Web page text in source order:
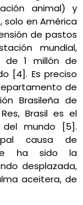
animal) y
solo en América
de pastos
mundial,
de 1 millón de
[4]. Es preciso
de
Brasileña de
Brasil es el
mundo [5].
causa de
ha sido la
desplazada,
aceitera, de